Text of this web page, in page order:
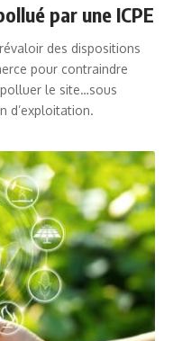
par une ICPE
des dispositions
pour contraindre
le site…sous
d’exploitation.